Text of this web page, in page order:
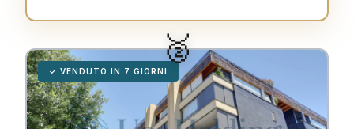
🥈
✓ VENDUTO IN 7 GIORNI